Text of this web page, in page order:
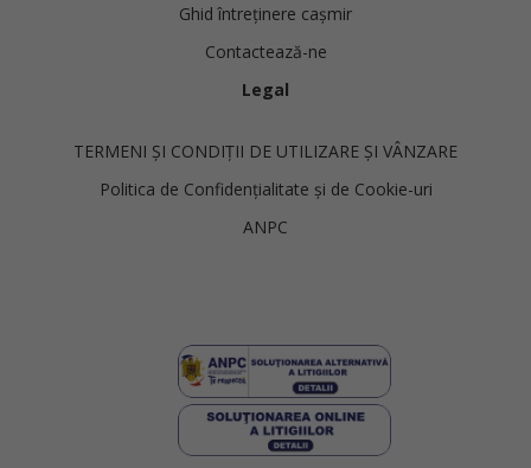
Ghid întreținere cașmir
Contactează-ne
Legal
TERMENI ȘI CONDIȚII DE UTILIZARE ȘI VÂNZARE
Politica de Confidențialitate și de Cookie-uri
ANPC